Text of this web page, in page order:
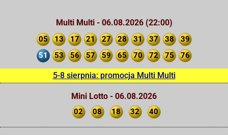
Multi Multi - 06.08.2026 (22:00)
05 13 17 21 27 28 31 37 38
39
51
53 56 57 59 65 70 72 75 76
5-8 sierpnia: promocja Multi Multi
Mini Lotto - 06.08.2026
02 08 18 32 40